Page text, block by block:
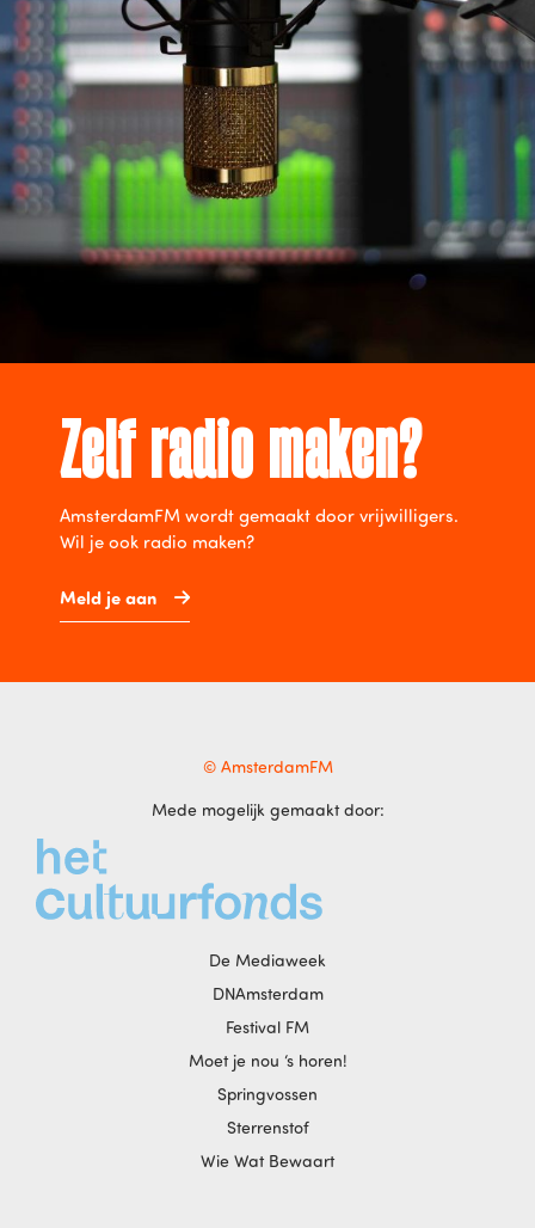
Zelf radio maken?
AmsterdamFM wordt gemaakt door vrijwilligers.
Wil je ook radio maken?
Meld je aan
© AmsterdamFM
Mede mogelijk gemaakt door:
De Mediaweek
DNAmsterdam
Festival FM
Moet je nou ‘s horen!
Springvossen
Sterrenstof
Wie Wat Bewaart